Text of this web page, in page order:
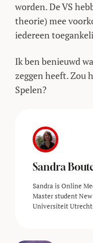
worden. De VS
theorie) mee
iedereen
Ik ben benieuwd
zeggen heeft. Zou
Spelen?
Sandra
Sandra is Online
Master student
Universiteit